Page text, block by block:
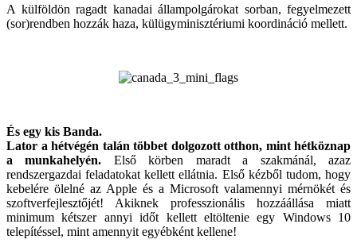
A külföldön ragadt kanadai állampolgárokat sorban, fegyelmezett
(sor)rendben hozzák haza, külügyminisztériumi koordináció mellett.
És egy kis Banda.
Lator a hétvégén talán többet dolgozott otthon, mint hétköznap
a munkahelyén. Első körben maradt a szakmánál, azaz
rendszergazdai feladatokat kellett ellátnia. Első kézből tudom, hogy
kebelére ölelné az Apple és a Microsoft valamennyi mérnökét és
szoftverfejlesztőjét! Akiknek professzionális hozzáállása miatt
minimum kétszer annyi időt kellett eltöltenie egy Windows 10
telepítéssel, mint amennyit egyébként kellene!